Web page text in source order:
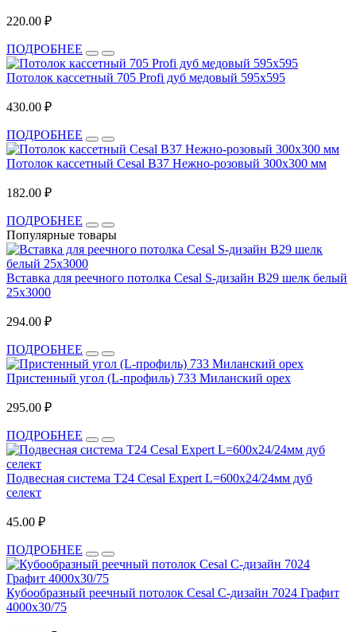
220.00 ₽
ПОДРОБНЕЕ
Потолок кассетный 705 Profi дуб медовый 595х595
430.00 ₽
ПОДРОБНЕЕ
Потолок кассетный Cesal В37 Нежно-розовый 300x300 мм
182.00 ₽
ПОДРОБНЕЕ
Популярные товары
Вставка для реечного потолка Cesal S-дизайн В29 шелк белый
25х3000
294.00 ₽
ПОДРОБНЕЕ
Пристенный угол (L-профиль) 733 Миланский орех
295.00 ₽
ПОДРОБНЕЕ
Подвесная система T24 Cesal Expert L=600х24/24мм дуб
селект
45.00 ₽
ПОДРОБНЕЕ
Кубообразный реечный потолок Cesal C-дизайн 7024 Графит
4000х30/75